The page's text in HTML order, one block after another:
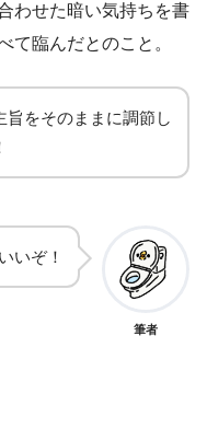
わせた暗い気持ちを書
て臨んだとのこと。
旨をそのままに調節し
いぞ！
筆者